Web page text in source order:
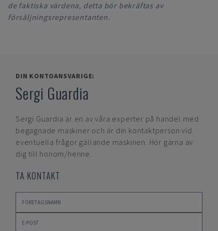
de faktiska värdena, detta bör bekräftas av
försäljningsrepresentanten.
DIN KONTOANSVARIGE:
Sergi Guardia
Sergi Guardia är en av våra experter på handel med
begagnade maskiner och är din kontaktperson vid
eventuella frågor gällande maskinen. Hör gärna av
dig till honom/henne.
TA KONTAKT